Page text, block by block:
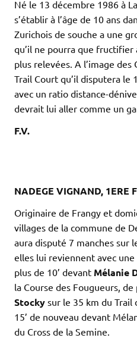
Né le 13 décembre 1986 à
s’établir à l’âge de 10 ans
Zurichois de souche a une
qu’il ne pourra que
plus relevées. A l’image
Trail Court qu’il disputera le
avec un ratio distance-
devrait lui aller comme un
F.V.
NADEGE VIGNAND, 1ERE
Originaire de Frangy et
villages de la commune de
aura disputé 7 manches sur
elles lui reviennent avec
plus de 10’ devant Mélanie
la Course des Fougueurs, de
Stocky sur le 35 km du Trail
15’ de nouveau devant
du Cross de la Semine.